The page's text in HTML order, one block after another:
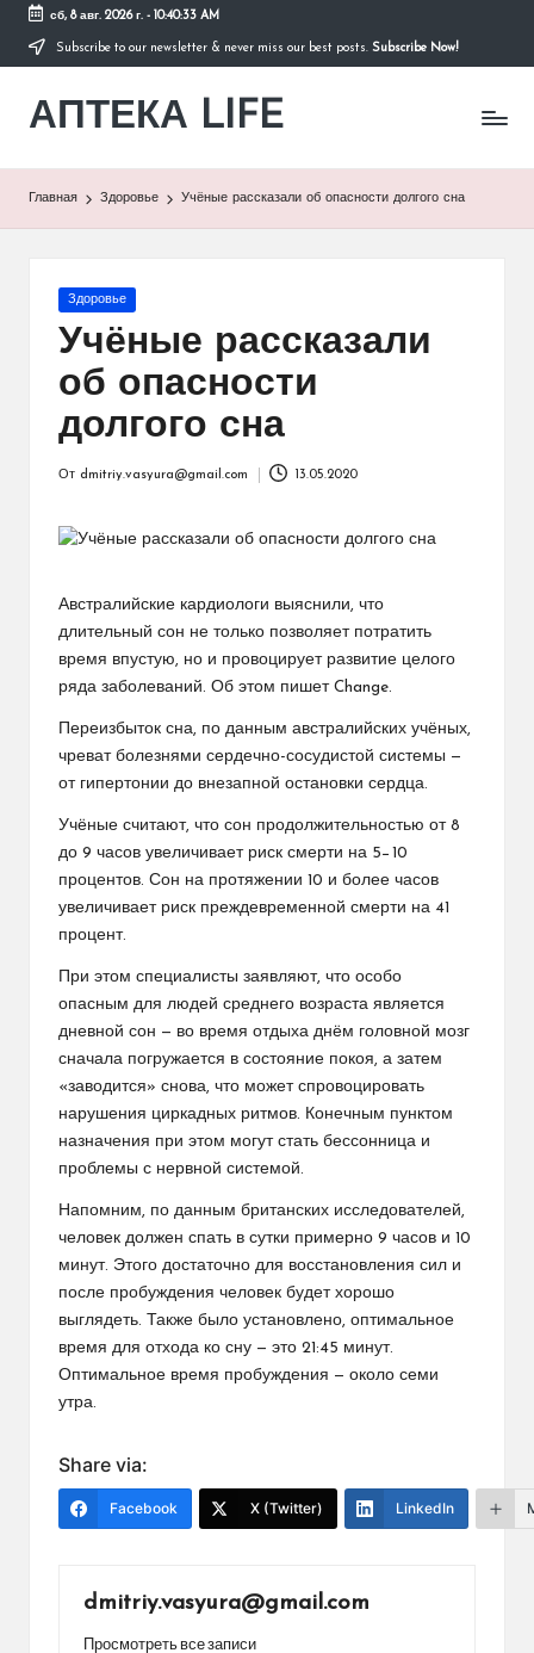
Перейти
содержимому
сб, 8 авг. 2026 г.- 10:40:33 AM
Subscribe to our newsletter & never miss our best posts. Subscribe Now!
АПТЕКА LIFE
сайт
Главная Здоровье Учёные рассказали об опасности долгого сна
Опубликовано
Здоровье
Учёные рассказали
об опасности
долгого сна
От dmitriy.vasyura@gmail.com 13.05.2020
Австралийские кардиологи выяснили, что
длительный сон не только позволяет потратить
время впустую, но и провоцирует развитие целого
ряда заболеваний. Об этом пишет Change.
Переизбыток сна, по данным австралийских учёных,
чреват болезнями сердечно-сосудистой системы —
от гипертонии до внезапной остановки сердца.
Учёные считают, что сон продолжительностью от 8
до 9 часов увеличивает риск смерти на 5−10
процентов. Сон на протяжении 10 и более часов
увеличивает риск преждевременной смерти на 41
процент.
При этом специалисты заявляют, что особо
опасным для людей среднего возраста является
дневной сон — во время отдыха днём головной мозг
сначала погружается в состояние покоя, а затем
«заводится» снова, что может спровоцировать
нарушения циркадных ритмов. Конечным пунктом
назначения при этом могут стать бессонница и
проблемы с нервной системой.
Напомним, по данным британских исследователей,
человек должен спать в сутки примерно 9 часов и 10
минут. Этого достаточно для восстановления сил и
после пробуждения человек будет хорошо
выглядеть. Также было установлено, оптимальное
время для отхода ко сну — это 21:45 минут.
Оптимальное время пробуждения — около семи
утра.
Share via:
Facebook X (Twitter) LinkedIn
dmitriy.vasyura@gmail.com
Просмотреть все записи